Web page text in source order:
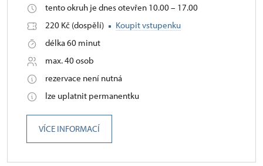
tento okruh je dnes otevřen 10.00 – 17.00
220 Kč (dospělí)
Koupit vstupenku
délka 60 minut
max. 40 osob
rezervace není nutná
lze uplatnit permanentku
VÍCE INFORMACÍ